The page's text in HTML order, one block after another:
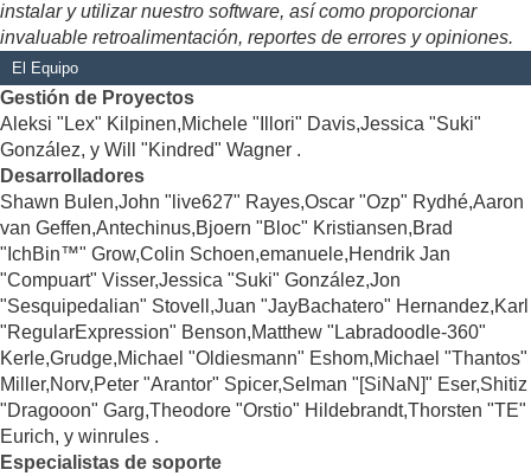
instalar y utilizar nuestro software, así como proporcionar
invaluable retroalimentación, reportes de errores y opiniones.
El Equipo
Gestión de Proyectos
Aleksi "Lex" Kilpinen,Michele "Illori" Davis,Jessica "Suki"
González, y Will "Kindred" Wagner .
Desarrolladores
Shawn Bulen,John "live627" Rayes,Oscar "Ozp" Rydhé,Aaron
van Geffen,Antechinus,Bjoern "Bloc" Kristiansen,Brad
"IchBin™" Grow,Colin Schoen,emanuele,Hendrik Jan
"Compuart" Visser,Jessica "Suki" González,Jon
"Sesquipedalian" Stovell,Juan "JayBachatero" Hernandez,Karl
"RegularExpression" Benson,Matthew "Labradoodle-360"
Kerle,Grudge,Michael "Oldiesmann" Eshom,Michael "Thantos"
Miller,Norv,Peter "Arantor" Spicer,Selman "[SiNaN]" Eser,Shitiz
"Dragooon" Garg,Theodore "Orstio" Hildebrandt,Thorsten "TE"
Eurich, y winrules .
Especialistas de soporte